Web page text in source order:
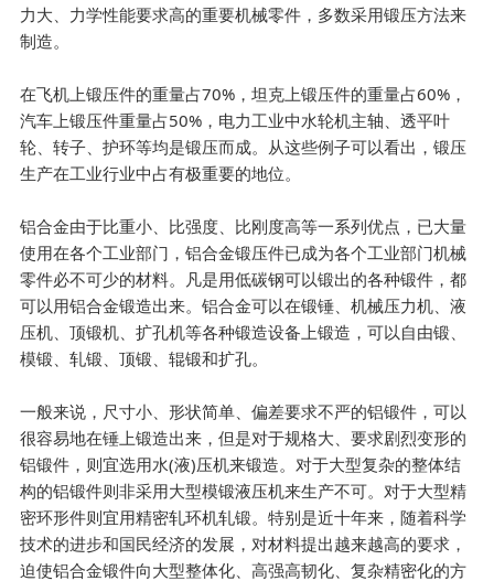
力大、力学性能要求高的重要机械零件，多数采用锻压方法来
制造。
在飞机上锻压件的重量占70%，坦克上锻压件的重量占60%，
汽车上锻压件重量占50%，电力工业中水轮机主轴、透平叶
轮、转子、护环等均是锻压而成。从这些例子可以看出，锻压
生产在工业行业中占有极重要的地位。
铝合金由于比重小、比强度、比刚度高等一系列优点，已大量
使用在各个工业部门，铝合金锻压件已成为各个工业部门机械
零件必不可少的材料。凡是用低碳钢可以锻出的各种锻件，都
可以用铝合金锻造出来。铝合金可以在锻锤、机械压力机、液
压机、顶锻机、扩孔机等各种锻造设备上锻造，可以自由锻、
模锻、轧锻、顶锻、辊锻和扩孔。
一般来说，尺寸小、形状简单、偏差要求不严的铝锻件，可以
很容易地在锤上锻造出来，但是对于规格大、要求剧烈变形的
铝锻件，则宜选用水(液)压机来锻造。对于大型复杂的整体结
构的铝锻件则非采用大型模锻液压机来生产不可。对于大型精
密环形件则宜用精密轧环机轧锻。特别是近十年来，随着科学
技术的进步和国民经济的发展，对材料提出越来越高的要求，
迫使铝合金锻件向大型整体化、高强高韧化、复杂精密化的方